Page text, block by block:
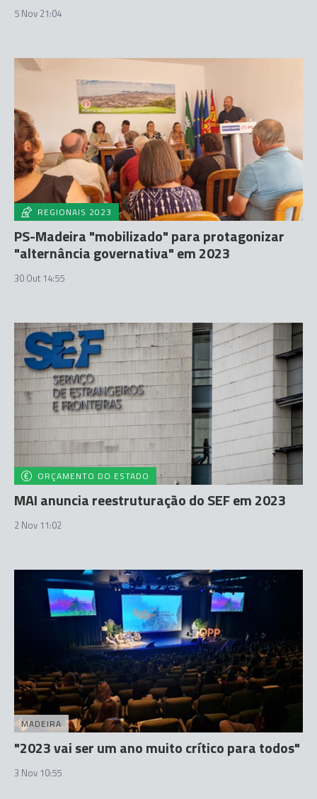
5 Nov 21:04
REGIONAIS 2023
PS-Madeira "mobilizado" para protagonizar
"alternância governativa" em 2023
30 Out 14:55
ORÇAMENTO DO ESTADO
MAI anuncia reestruturação do SEF em 2023
2 Nov 11:02
MADEIRA
"2023 vai ser um ano muito crítico para todos"
3 Nov 10:55